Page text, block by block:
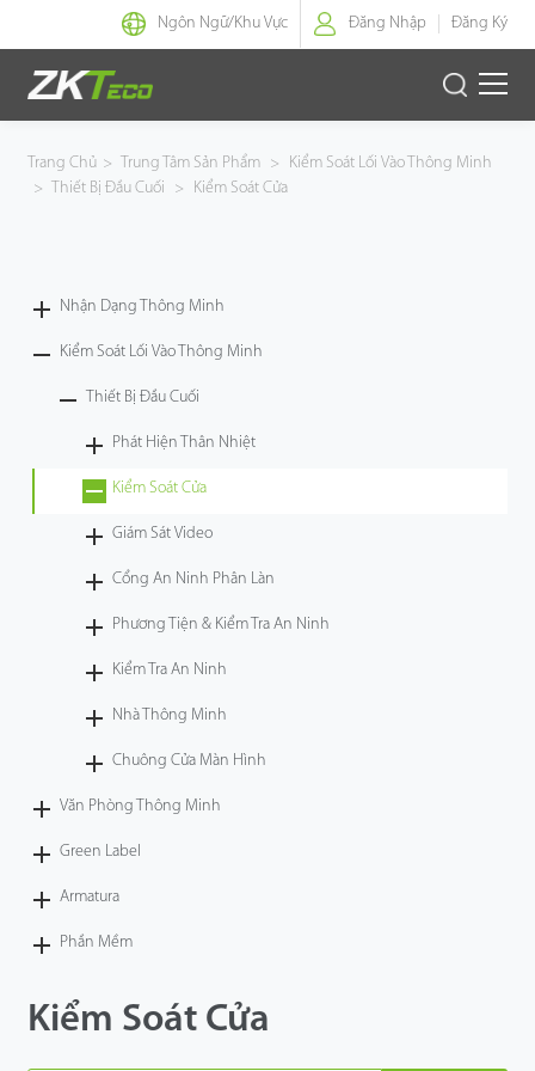
Ngôn Ngữ/Khu Vực Đăng Nhập Đăng Ký
Nhận Dạng Thông Minh
Armatura
Dự Án
Công Nghệ
Trang Chủ > Trung Tâm Sản Phẩm >
Kiểm Soát Lối Vào Thông Minh
>
Thiết Bị Đầu Cuối > Kiểm Soát Cửa
Nhận Dạng Thông Minh
Kiểm Soát Lối Vào Thông Minh
Thiết Bị Đầu Cuối
Phát Hiện Thân Nhiệt
Kiểm Soát Cửa
Giám Sát Video
Cổng An Ninh Phân Làn
Phương Tiện & Kiểm Tra An Ninh
Kiểm Tra An Ninh
Nhà Thông Minh
Chuông Cửa Màn Hình
Văn Phòng Thông Minh
Green Label
Armatura
Phần Mềm
Kiểm Soát Cửa